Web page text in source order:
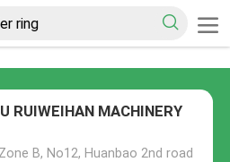
RUIWEIHAN MACHINERY
B, No12, Huanbao 2nd road